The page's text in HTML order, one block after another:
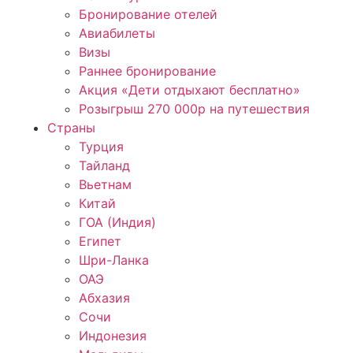
Бронирование отелей
Авиабилеты
Визы
Раннее бронирование
Акция «Дети отдыхают бесплатно»
Розыгрыш 270 000р на путешествия
Страны
Турция
Тайланд
Вьетнам
Китай
ГОА (Индия)
Египет
Шри-Ланка
ОАЭ
Абхазия
Сочи
Индонезия